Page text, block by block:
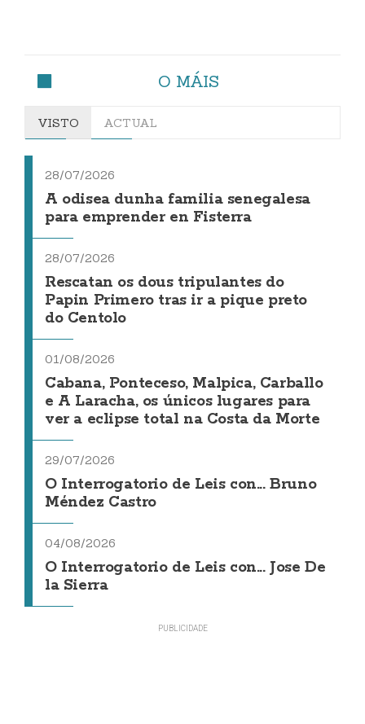
O MÁIS
VISTO ACTUAL
28/07/2026
A odisea dunha familia senegalesa
para emprender en Fisterra
28/07/2026
Rescatan os dous tripulantes do
Papin Primero tras ir a pique preto
do Centolo
01/08/2026
Cabana, Ponteceso, Malpica, Carballo
e A Laracha, os únicos lugares para
ver a eclipse total na Costa da Morte
29/07/2026
O Interrogatorio de Leis con... Bruno
Méndez Castro
04/08/2026
O Interrogatorio de Leis con... Jose De
la Sierra